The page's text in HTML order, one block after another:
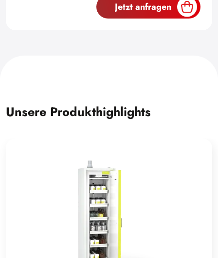
Jetzt anfragen
Unsere Produkthighlights